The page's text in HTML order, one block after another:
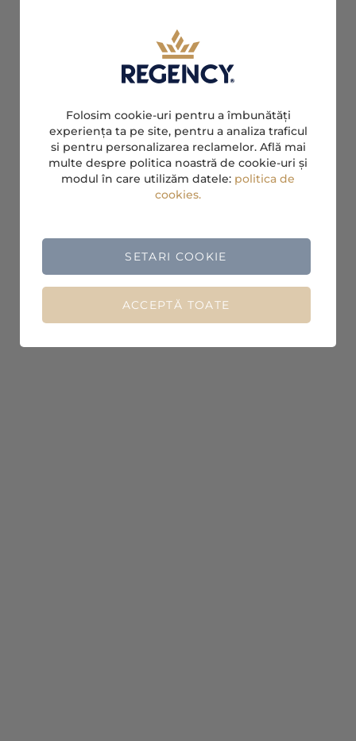
Folosim cookie-uri pentru a îmbunătăți
experiența ta pe site, pentru a analiza traficul
si pentru personalizarea reclamelor. Află mai
multe despre politica noastră de cookie-uri și
modul în care utilizăm datele: politica de
cookies.
ACCEPTĂ TOATE
SETARI COOKIE